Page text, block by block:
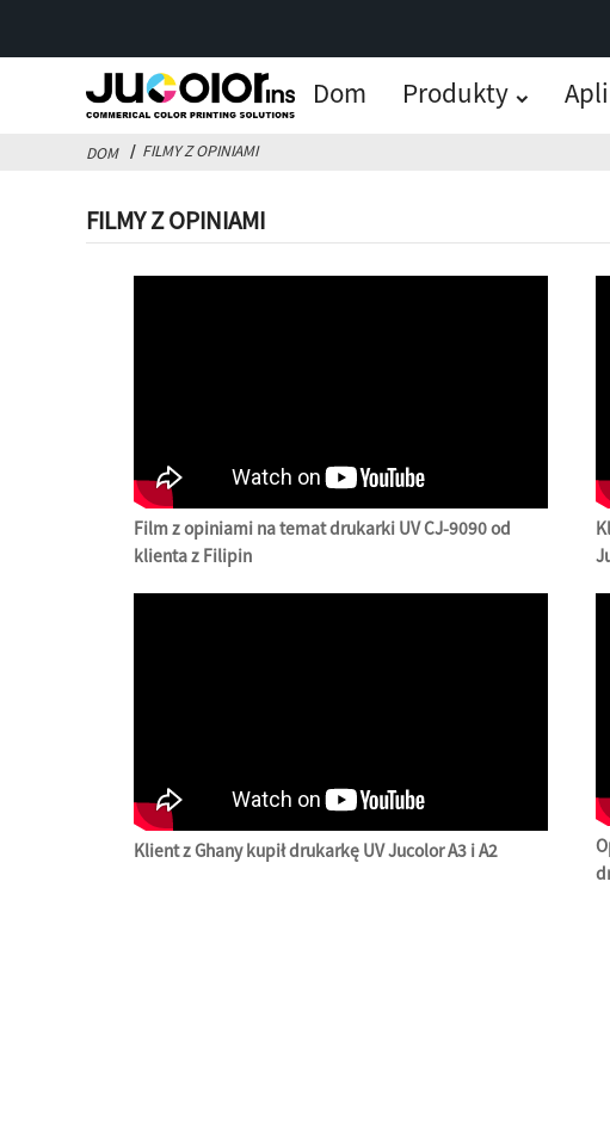
Dom Produkty
DOM FILMY Z OPINIAMI
FILMY Z OPINIAMI
Film z opiniami na temat drukarki UV CJ-9090 od
klienta z Filipin
Klient z Ghany kupił drukarkę UV Jucolor A3 i A2